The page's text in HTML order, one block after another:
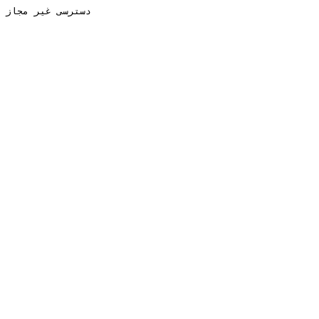
دسترسی غیر مجاز